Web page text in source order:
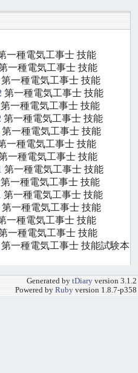
一種電気工事士 技能
一種電気工事士 技能
第一種電気工事士 技能
第一種電気工事士 技能
第一種電気工事士 技能
第一種電気工事士 技能
第一種電気工事士 技能
一種電気工事士 技能
一種電気工事士 技能
第一種電気工事士 技能
第一種電気工事士 技能
第一種電気工事士 技能
第一種電気工事士 技能
一種電気工事士 技能
一種電気工事士 技能
第一種電気工事士 技能試験本
Generated by tDiary version 3.1.2
Powered by Ruby version 1.8.7-p358